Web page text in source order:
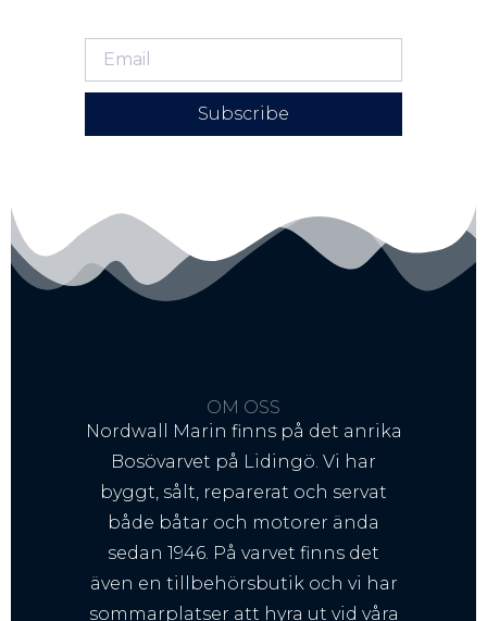
Subscribe
OM OSS
Nordwall Marin finns på det anrika
Bosövarvet på Lidingö. Vi har
byggt, sålt, reparerat och servat
både båtar och motorer ända
sedan 1946. På varvet finns det
även en tillbehörsbutik och vi har
sommarplatser att hyra ut vid våra